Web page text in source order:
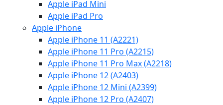
Apple iPad Mini
Apple iPad Pro
Apple iPhone
Apple iPhone 11 (A2221)
Apple iPhone 11 Pro (A2215)
Apple iPhone 11 Pro Max (A2218)
Apple iPhone 12 (A2403)
Apple iPhone 12 Mini (A2399)
Apple iPhone 12 Pro (A2407)